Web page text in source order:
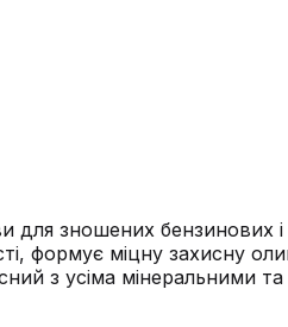
для зношених бензинових
формує міцну захисну
з усіма мінеральними